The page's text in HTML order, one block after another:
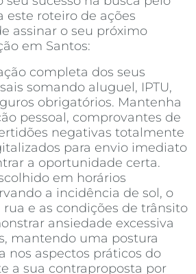
este roteiro de ações
assinar o seu próximo
em Santos:
completa dos seus
somando aluguel, IPTU,
obrigatórios. Mantenha
pessoal, comprovantes de
negativas totalmente
para envio imediato
a oportunidade certa.
em horários
a incidência de sol, o
e as condições de trânsito
ansiedade excessiva
mantendo uma postura
nos aspectos práticos do
a sua contraproposta por